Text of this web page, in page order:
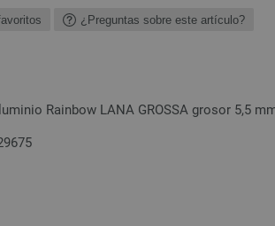
¿Preguntas sobre este artículo?
Rainbow LANA GROSSA grosor 5,5